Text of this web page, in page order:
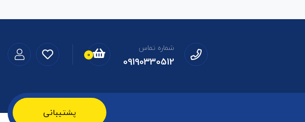
شماره تماس
09190330512
0
پشتیبانی